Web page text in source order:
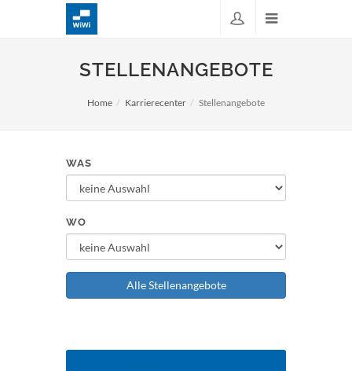
STELLENANGEBOTE
Home Karrierecenter Stellenangebote
WAS
WO
Alle Stellenangebote